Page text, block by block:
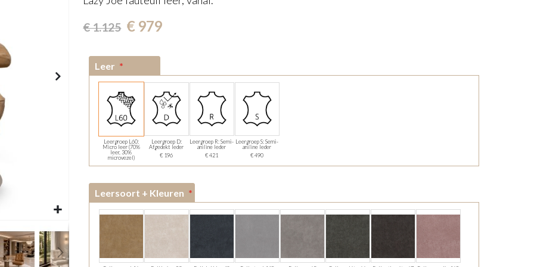
€ 1.125 € 979
Leer
Leergroep L60:
Micro leer (70%
leer, 30%
microvezel)
Leergroep D:
Afgedekt leder
€ 196
Leergroep R: Semi-
aniline leder
€ 421
Leergroep S: Semi-
aniline leder
€ 490
Leersoort + Kleuren